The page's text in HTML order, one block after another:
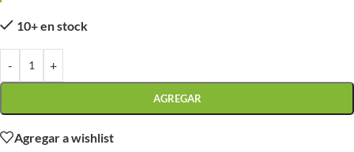
10+ en stock
- +
AGREGAR
Agregar a wishlist